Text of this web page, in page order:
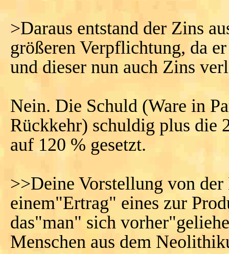
>Daraus entstand der Zins
größeren Verpflichtung, da
und dieser nun auch Zins
Nein. Die Schuld (Ware in
Rückkehr) schuldig plus die
auf 120 % gesetzt.
>>Deine Vorstellung von der
einem"Ertrag" eines zur
das"man" sich
Menschen aus dem